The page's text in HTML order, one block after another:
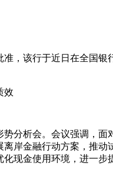
，该行于近日在全国
效
分析会。会议强调，
岸金融行动方案，推
现金使用环境，进一